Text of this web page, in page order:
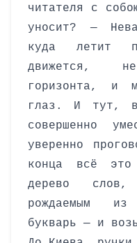
читателя с
уносит? —
куда летит
движется,
горизонта, и
глаз. И тут,
совершенно
уверенно
конца всё это
дерево слов,
рождаемым
букварь — и